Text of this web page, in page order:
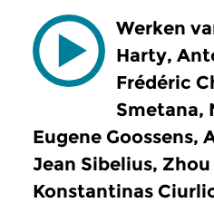
Werken
Harty,
Frédéric
Smetana,
Eugene Goossens,
Jean Sibelius,
Konstantinas